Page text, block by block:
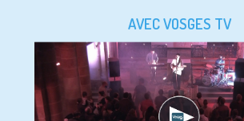
AVEC VOSGES TV